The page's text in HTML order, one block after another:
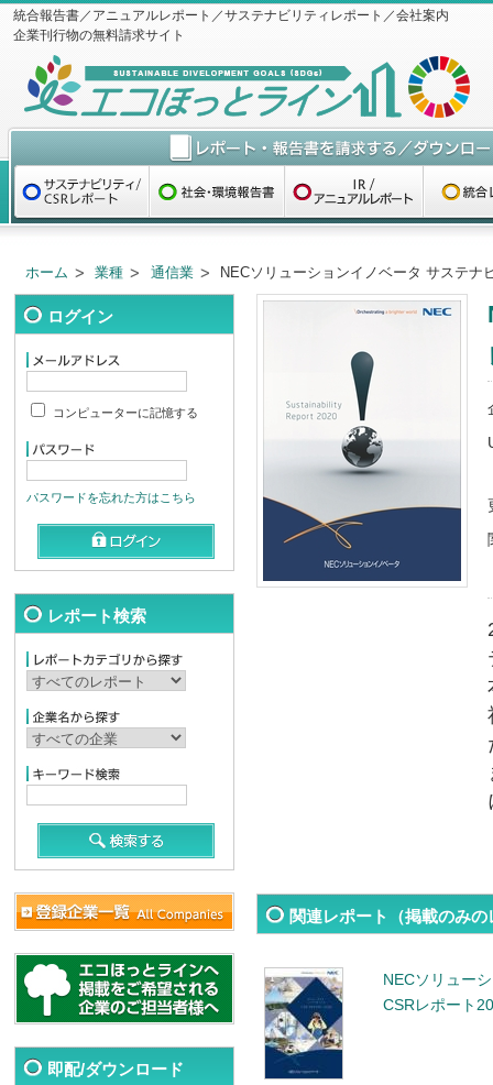
統合報告書／アニュアルレポート／サステナビリティレポート／会社案内
企業刊行物の無料請求サイト
ホーム 業種 通信業 NECソリューションイノベータ サステナ
ログイン
コンピューターに記憶する
パスワードを忘れた方はこちら
レポート検索
即配/ダウンロード
関連レポート（掲載のみ
NECソリュー
CSRレポート